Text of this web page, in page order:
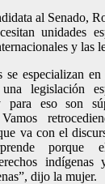
al Senado,
unidades
y las
especializan en
legislación
para eso son
Vamos
va con el
porque
dijo la mujer.